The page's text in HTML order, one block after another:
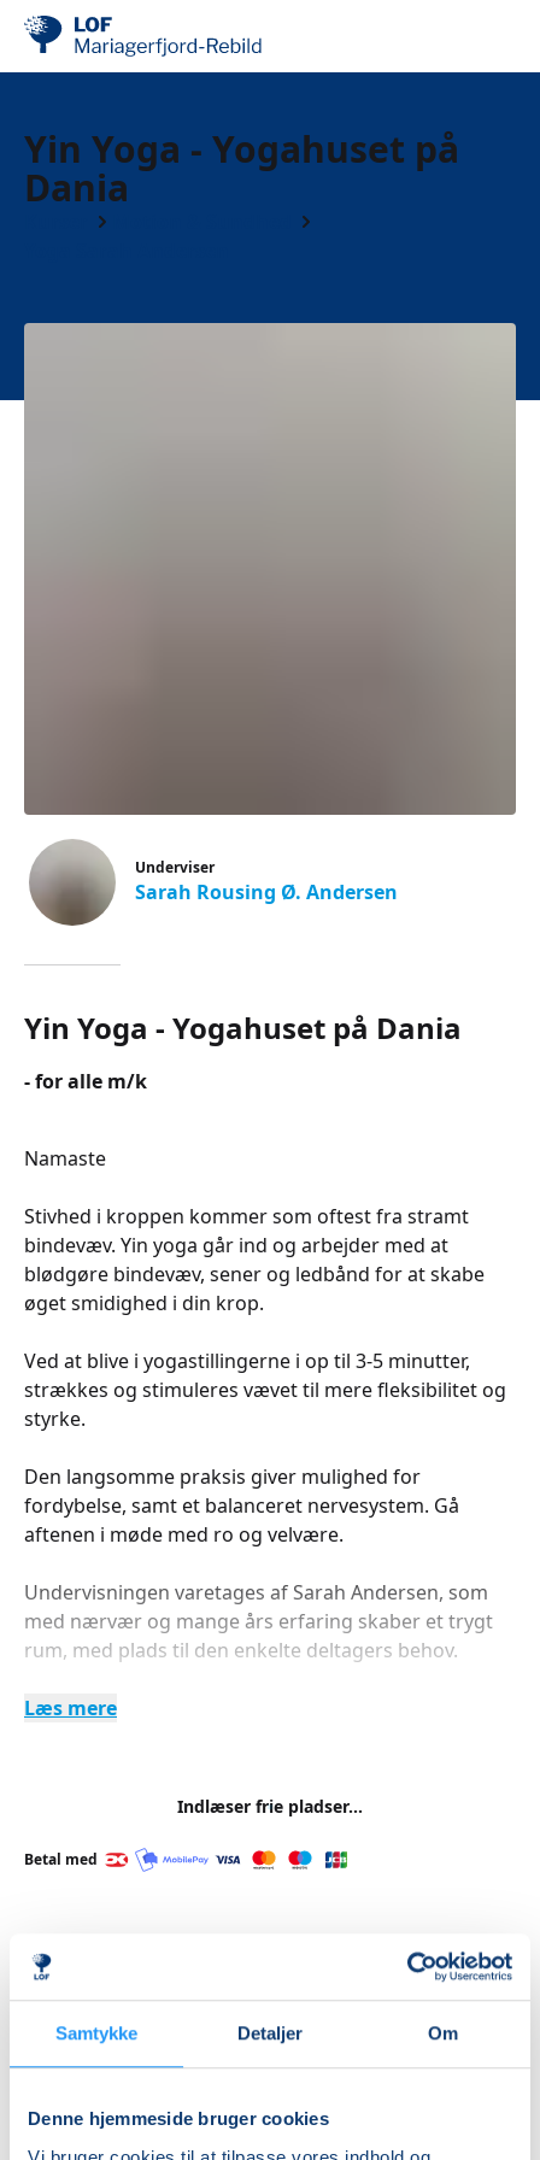
Samtykke Detaljer Om
Denne hjemmeside bruger cookies
Yin Yoga - Yogahuset på
Dania
Underviser
Sarah Rousing Ø. Andersen
Yin Yoga - Yogahuset på Dania
- for alle m/k
Namaste
Stivhed i kroppen kommer som oftest fra stramt
bindevæv. Yin yoga går ind og arbejder med at
blødgøre bindevæv, sener og ledbånd for at skabe
øget smidighed i din krop.
Ved at blive i yogastillingerne i op til 3-5 minutter,
strækkes og stimuleres vævet til mere fleksibilitet og
styrke.
Den langsomme praksis giver mulighed for
fordybelse, samt et balanceret nervesystem. Gå
aftenen i møde med ro og velvære.
Undervisningen varetages af Sarah Andersen, som
med nærvær og mange års erfaring skaber et trygt
rum, med plads til den enkelte deltagers behov.
Læs mere
Indlæser frie pladser...
Betal med
Priser
Almen
DKK 950,00
Info